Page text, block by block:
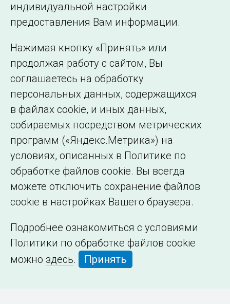
©2005–2026 АО «СО ЕЭС»
Филиалы и
представительства
образовательной
организации
индивидуальной настройки
предоставления Вам информации.
Нажимая кнопку «Принять» или
продолжая работу с сайтом, Вы
соглашаетесь на обработку
персональных данных, содержащихся
в файлах cookie, и иных данных,
собираемых посредством метрических
программ («Яндекс.Метрика») на
условиях, описанных в Политике по
обработке файлов cookie. Вы всегда
можете отключить сохранение файлов
cookie в настройках Вашего браузера.
Подробнее ознакомиться с условиями
Политики по обработке файлов cookie
можно здесь. Принять